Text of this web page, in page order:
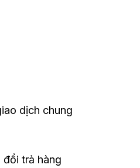
dịch chung
trả hàng